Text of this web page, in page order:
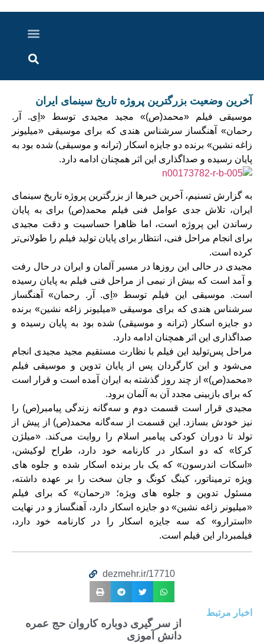
آخرین وضعیت بزرگترین پروژه تاریخ سینمای ایران
موسیقی فیلم «محمد(ص)» مجید مجیدی توسط «اِی. آر.
رحمان» آهنگساز سرشناس هندی که برای موسیقی «میلیونر
زاغه نشین» برنده دو جایزه اسکار (ترانه و موسیقی) شده بود به
پایان رسیده و صداگذاری این اثر همچنان ادامه دارد.
به گزارش تسنیم، آخرین خبرها از بزرگترین پروژه تاریخ سینمای
ایران، تلاش جدی عوامل فنی فیلم محمد(ص) برای به پایان
رساندن این پروژه است، اما ظاهرا حساسیت و دقت مجیدی
برای انجام مراحل فنی، انتظار برای پایان تولید فیلم را طولانی‌تر
کرده است.
مجیدی در حالی این روزها در مسیر آلمان و ایران در حال رفت
و آمد است که بیش از نیمی از مراحل فنی فیلم به پایان رسیده
است. موسیقی این فیلم توسط «اِی. آر. رحمان» آهنگساز
سرشناس هندی که برای موسیقی «میلیونر زاغه نشین» برنده
دو جایزه اسکار (ترانه و موسیقی) شده بود به پایان رسیده و
صداگذاری این اثر همچنان ادامه دارد.
مراحل پس‌تولید این فیلم با نظارت مستقیم مجید مجیدی انجام
می‌شود و این کارگردان پس از پایان تدوین و موسیقی فیلم
«محمد(ص)» از چند روز گذشته به ایران آمده است و قرار است
که برای بازبینی مجدد آن به آلمان برود.
مجیدی قرار است قسمت دوم و سه‌گانه زندگی پیامبر(ص) را
نیز خودش بسازد. این قسمت از سه‌گانه محمد(ص) از پیش از
تولد تا دوران کودکی پیامبر اسلام را روایت می‌کند. «میلژن
کرکا» که دو اسکار در کارنامه خود دارد، طراح لوکیشن،
«اسکات اندرسون» که یک بار برنده اسکار شده و جلوه های
ویژه ترمیناتور، کینگ کونگ و جان سخت را بر عهده داشته،
مسئول تدوین و جلوه های ویژه؛ «رحمان» که برای فیلم
«میلیونر زاغه نشین» دو جایزه اسکار دارد، آهنگساز و در نهایت
«استرارو» که سه جایزه اسکار را در کارنامه خود دارد،
فیلمبردار این فیلم است.
dezmehr.ir/17710
اخبار مرتبط
از سر گیری دوباره کاروان حج عمره
دانش آموزی